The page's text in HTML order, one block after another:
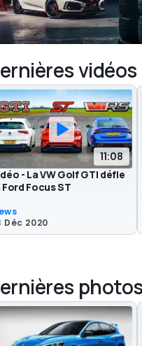
vidéos
11:08
- La VW Golf GTI défie
Ford Focus ST
Déc 2020
photos